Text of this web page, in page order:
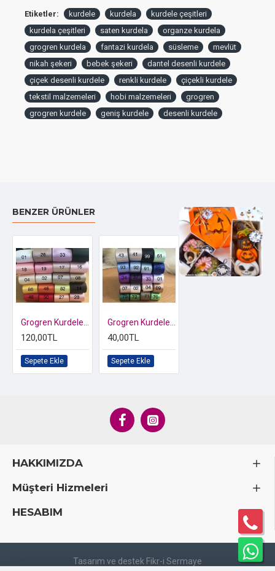
Etiketler: kurdele kurdela
kurdele çeşitleri
kurdela çeşitleri
saten kurdela
organze kurdela
grogren kurdela
fantazi kurdela süsleme
mevlüt
nikah şekeri
bebek şekeri
dantel desenli kurdele
çiçek desenli kurdele
renkli kurdele
çiçekli kurdele
tekstil malzemeleri
hobi malzemeleri
grogren
grogren kurdele
geniş kurdele desenli kurdele
BENZER ÜRÜNLER
120,00TL
Sepete Ekle
40,00TL
Sepete Ekle
Özel kutusunda 2 li Kelebek Biblo
HAKKIMIZDA
Müşteri Hizmeleri
HESABIM
Tasarım ve destek Fikr-i Sermaye